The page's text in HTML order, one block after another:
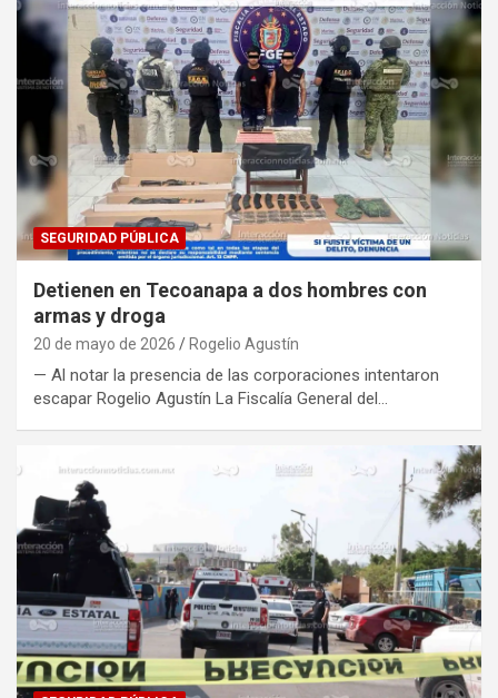
SEGURIDAD PÚBLICA
Detienen en Tecoanapa a dos hombres con
armas y droga
20 de mayo de 2026 Rogelio Agustín
— Al notar la presencia de las corporaciones intentaron
escapar Rogelio Agustín La Fiscalía General del…